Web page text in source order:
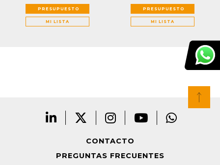
PRESUPUESTO
MI LISTA
PRESUPUESTO
MI LISTA
CONTACTO
PREGUNTAS FRECUENTES